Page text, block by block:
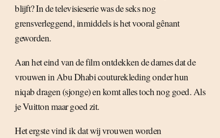
blijft? In de televisieserie was de seks nog
grensverleggend, inmiddels is het vooral gênant
geworden.
Aan het eind van de film ontdekken de dames dat de
vrouwen in Abu Dhabi couturekleding onder hun
niqab dragen (sjonge) en komt alles toch nog goed. Als
je Vuitton maar goed zit.
Het ergste vind ik dat wij vrouwen worden